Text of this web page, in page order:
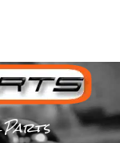
Parts